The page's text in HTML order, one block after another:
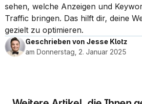
sehen, welche Anzeigen und
Traffic bringen. Das hilft dir, deine
gezielt zu optimieren.
Geschrieben von Jesse Klotz
am Donnerstag, 2. Januar 2025